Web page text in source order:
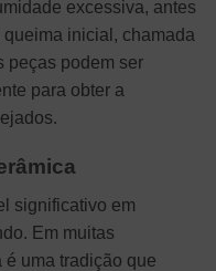
excessiva, antes
inicial, chamada
peças podem ser
para obter a
significativo em
Em muitas
uma tradição que